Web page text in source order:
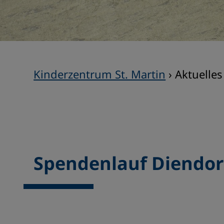
Kinderzentrum St. Martin › Aktuelles
Spendenlauf